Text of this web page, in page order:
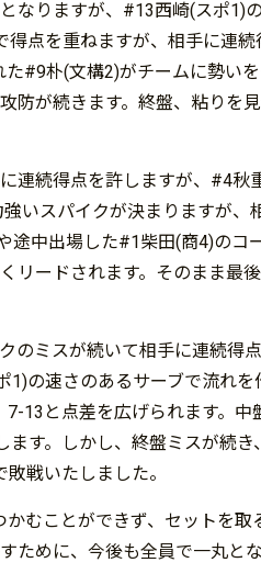
なりますが、#13西崎(スポ1)
点を重ねますが、相手に連
#9朴(文構2)がチームに勢い
防が続きます。終盤、粘りを
連続得点を許しますが、#4
いスパイクが決まりますが
途中出場した#1柴田(商4)のコ
リードされます。そのまま最
のミスが続いて相手に連続得
の速さのあるサーブで流れ
13と点差を広げられます。
す。しかし、終盤ミスが続
戦いたしました。
むことができず、セットを
ために、今後も全員で一丸と